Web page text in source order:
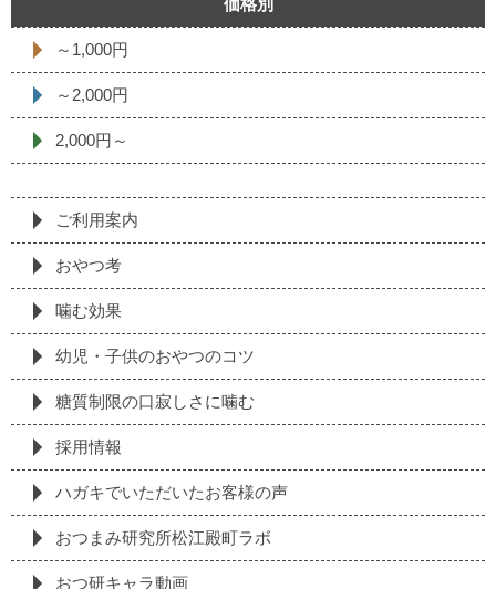
価格別
～1,000円
～2,000円
2,000円～
ご利用案内
おやつ考
噛む効果
幼児・子供のおやつのコツ
糖質制限の⼝寂しさに噛む
採⽤情報
ハガキでいただいたお客様の声
おつまみ研究所松江殿町ラボ
おつ研キャラ動画